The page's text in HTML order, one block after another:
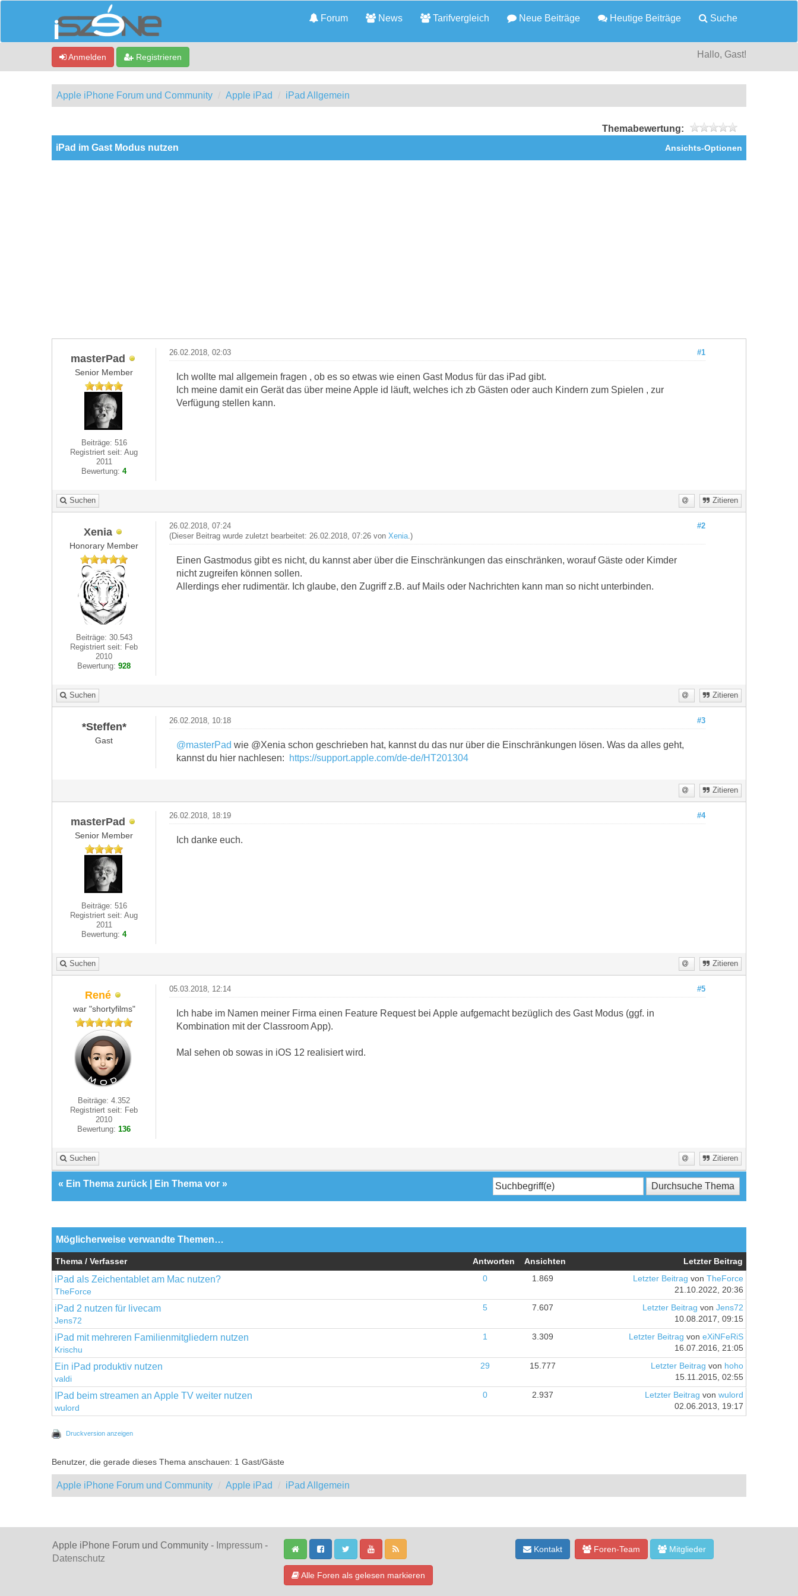
Forum News Tarifvergleich Neue Beiträge Heutige Beiträge Suche
Anmelden Registrieren Hallo, Gast!
Apple iPhone Forum und Community Apple iPad iPad Allgemein
Themabewertung:
Ansichts-Optionen
iPad im Gast Modus nutzen
masterPad
Senior Member
Beiträge: 516
Registriert seit: Aug
2011
Bewertung:4
#1
26.02.2018, 02:03
Ich wollte mal allgemein fragen , ob es so etwas wie einen Gast Modus für das iPad gibt.
Ich meine damit ein Gerät das über meine Apple id läuft, welches ich zb Gästen oder auch Kindern zum Spielen , zur
Verfügung stellen kann.
Suchen Zitieren
Xenia
Honorary Member
Beiträge: 30.543
Registriert seit: Feb
2010
Bewertung:928
#2
26.02.2018, 07:24
(Dieser Beitrag wurde zuletzt bearbeitet: 26.02.2018, 07:26 von Xenia.)
Einen Gastmodus gibt es nicht, du kannst aber über die Einschränkungen das einschränken, worauf Gäste oder Kimder
nicht zugreifen können sollen.
Allerdings eher rudimentär. Ich glaube, den Zugriff z.B. auf Mails oder Nachrichten kann man so nicht unterbinden.
Suchen Zitieren
*Steffen*
Gast
#3
26.02.2018, 10:18
@masterPad wie @Xenia schon geschrieben hat, kannst du das nur über die Einschränkungen lösen. Was da alles geht,
kannst du hier nachlesen:
https://support.apple.com/de-de/HT201304
Zitieren
masterPad
Senior Member
Beiträge: 516
Registriert seit: Aug
2011
Bewertung:4
#4
26.02.2018, 18:19
Ich danke euch.
Suchen Zitieren
René
war "shortyfilms"
Beiträge: 4.352
Registriert seit: Feb
2010
Bewertung:136
#5
05.03.2018, 12:14
Ich habe im Namen meiner Firma einen Feature Request bei Apple aufgemacht bezüglich des Gast Modus (ggf. in
Kombination mit der Classroom App).
Mal sehen ob sowas in iOS 12 realisiert wird.
Suchen Zitieren
« Ein Thema zurück Ein Thema vor »
Möglicherweise verwandte Themen…
Thema / Verfasser Antworten Ansichten Letzter Beitrag
iPad als Zeichentablet am Mac nutzen?
TheForce
0 1.869 Letzter Beitrag von TheForce
21.10.2022, 20:36
iPad 2 nutzen für livecam
Jens72
5 7.607 Letzter Beitrag von Jens72
10.08.2017, 09:15
iPad mit mehreren Familienmitgliedern nutzen
Krischu
1 3.309 Letzter Beitrag von eXiNFeRiS
16.07.2016, 21:05
Ein iPad produktiv nutzen
valdi
29 15.777 Letzter Beitrag von hoho
15.11.2015, 02:55
IPad beim streamen an Apple TV weiter nutzen
wulord
0 2.937 Letzter Beitrag von wulord
02.06.2013, 19:17
Druckversion anzeigen
Benutzer, die gerade dieses Thema anschauen: 1 Gast/Gäste
Apple iPhone Forum und Community Apple iPad iPad Allgemein
Apple iPhone Forum und Community - Impressum -
Datenschutz
Alle Foren als gelesen markieren
Kontakt Foren-Team Mitglieder